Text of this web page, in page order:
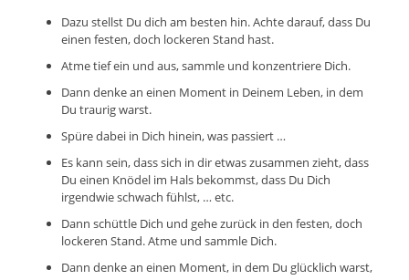
Dazu stellst Du dich am besten hin. Achte darauf, dass Du
einen festen, doch lockeren Stand hast.
Atme tief ein und aus, sammle und konzentriere Dich.
Dann denke an einen Moment in Deinem Leben, in dem
Du traurig warst.
Spüre dabei in Dich hinein, was passiert …
Es kann sein, dass sich in dir etwas zusammen zieht, dass
Du einen Knödel im Hals bekommst, dass Du Dich
irgendwie schwach fühlst, … etc.
Dann schüttle Dich und gehe zurück in den festen, doch
lockeren Stand. Atme und sammle Dich.
Dann denke an einen Moment, in dem Du glücklich warst,